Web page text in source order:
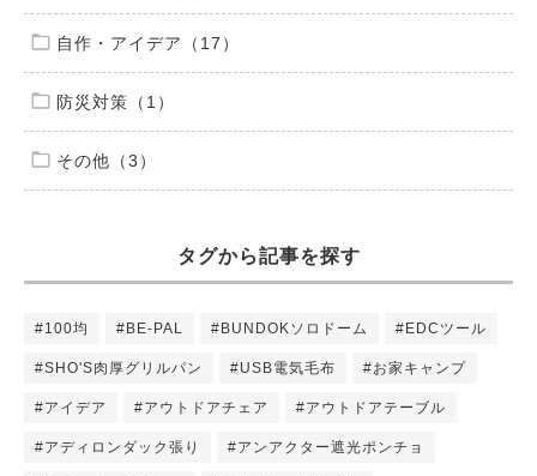
自作・アイデア（17）
防災対策（1）
その他（3）
タグから記事を探す
#100均 #BE-PAL #BUNDOKソロドーム #EDCツール
#SHO'S肉厚グリルパン #USB電気毛布 #お家キャンプ
#アイデア #アウトドアチェア #アウトドアテーブル
#アディロンダック張り #アンアクター遮光ポンチョ